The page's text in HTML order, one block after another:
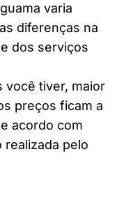
varia
diferenças na
dos serviços
você tiver, maior
preços ficam a
acordo com
realizada pelo